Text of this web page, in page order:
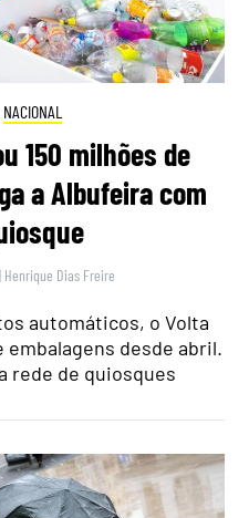
NACIONAL
150 milhões de
a Albufeira com
| Henrique Dias Freire
automáticos, o Volta
embalagens desde abril.
rede de quiosques